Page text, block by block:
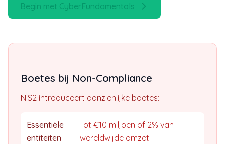
Begin met CyberFundamentals
Boetes bij Non-Compliance
NIS2 introduceert aanzienlijke boetes:
Essentiële
entiteiten
Tot €10 miljoen of 2% van
wereldwijde omzet